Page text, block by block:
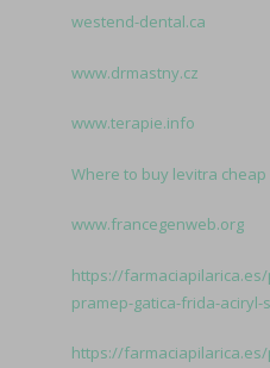
westend-dental.ca
www.drmastny.cz
www.terapie.info
Where to buy levitra cheap
www.francegenweb.org
https://
pramep-gatica-frida-
https://